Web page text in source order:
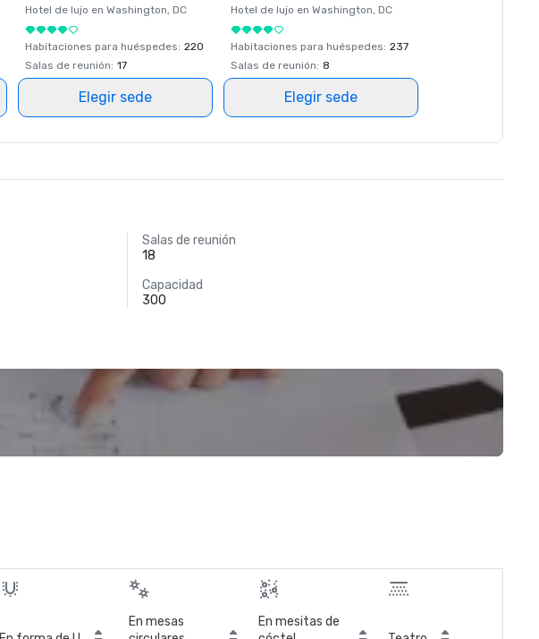
Hotel de lujo en Washington, DC
Habitaciones para huéspedes: 220
Salas de reunión: 17
Elegir sede
Hotel de lujo en Washington, DC
Habitaciones para huéspedes: 237
Salas de reunión: 8
Elegir sede
Salas de reunión
18
Capacidad
300
En mesas
En mesitas de